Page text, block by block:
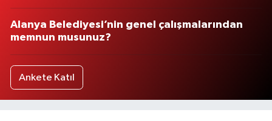
Alanya Belediyesi’nin genel çalışmalarından
memnun musunuz?
Ankete Katıl